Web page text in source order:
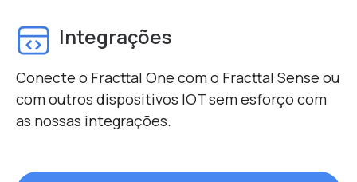
Integrações
Conecte o Fracttal One com o Fracttal Sense ou
com outros dispositivos IOT sem esforço com
as nossas integrações.